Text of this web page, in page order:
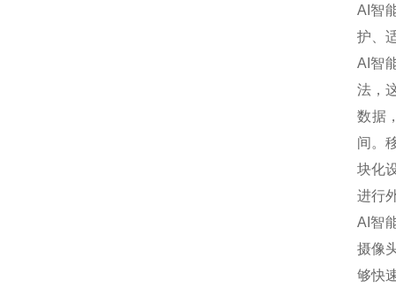
‌AI智
护、
AI智
法，
数据
间。
块化
进行
AI智
摄像
够快